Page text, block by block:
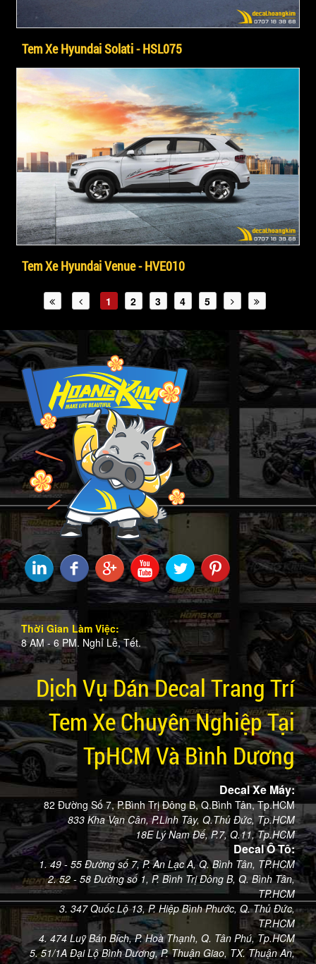
Tem Xe Hyundai Solati - HSL075
Tem Xe Hyundai Venue - HVE010
1 2 3 4 5
Thời Gian Làm Việc:
8 AM - 6 PM. Nghỉ Lễ, Tết.
Dịch Vụ Dán Decal Trang Trí
Tem Xe Chuyên Nghiệp Tại
TpHCM Và Bình Dương
Decal Xe Máy:
82 Đường Số 7, P.Bình Trị Đông B, Q.Bình Tân, Tp.HCM
833 Kha Vạn Cân, P.Linh Tây, Q.Thủ Đức, Tp.HCM
18E Lý Nam Đế, P.7, Q.11, Tp.HCM
Decal Ô Tô:
1. 49 - 55 Đường số 7, P. An Lạc A, Q. Bình Tân, TP.HCM
2. 52 - 58 Đường số 1, P. Bình Trị Đông B, Q. Bình Tân,
TP.HCM
3. 347 Quốc Lộ 13, P. Hiệp Bình Phước, Q. Thủ Đức,
TP.HCM
4. 474 Luỹ Bán Bích, P. Hoà Thạnh, Q. Tân Phú, Tp.HCM
5. 51/1A Đại Lộ Bình Dương, P. Thuận Giao, TX. Thuận An,